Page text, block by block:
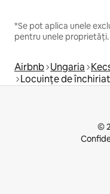
*Se pot aplica unele
pentru unele proprietăți.
Airbnb Ungaria
Locuințe de
©